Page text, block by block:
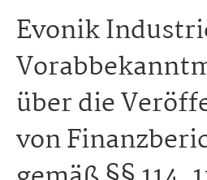
Evonik
über die
von